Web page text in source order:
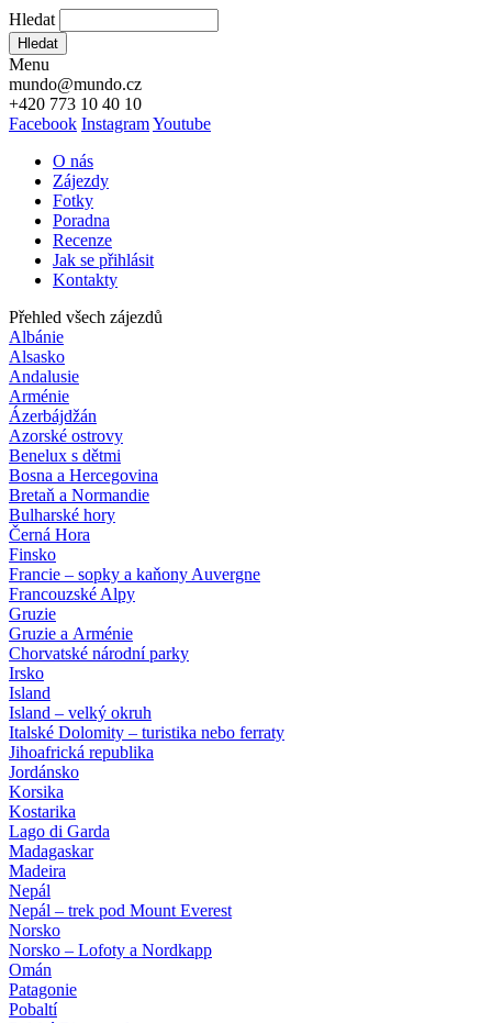
Hledat
Hledat
Menu
mundo@mundo.cz
+420 773 10 40 10
Facebook InstagramYoutube
O nás
Zájezdy
Fotky
Poradna
Recenze
Jak se přihlásit
Kontakty
Přehled všech zájezdů
Albánie
Alsasko
Andalusie
Arménie
Ázerbájdžán
Azorské ostrovy
Benelux s dětmi
Bosna a Hercegovina
Bretaň a Normandie
Bulharské hory
Černá Hora
Finsko
Francie – sopky a kaňony Auvergne
Francouzské Alpy
Gruzie
Gruzie a Arménie
Chorvatské národní parky
Irsko
Island
Island – velký okruh
Italské Dolomity – turistika nebo ferraty
Jihoafrická republika
Jordánsko
Korsika
Kostarika
Lago di Garda
Madagaskar
Madeira
Nepál
Nepál – trek pod Mount Everest
Norsko
Norsko – Lofoty a Nordkapp
Omán
Patagonie
Pobaltí